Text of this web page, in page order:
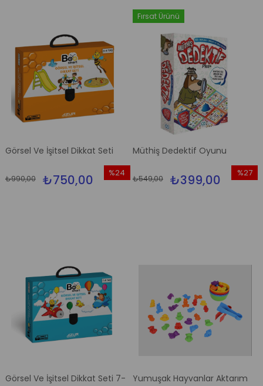
Görsel Ve İşitsel Dikkat Seti
₺750,00
₺990,00
%24
Müthiş Dedektif Oyunu
₺399,00
₺549,00
%27
Fırsat Ürünü
Görsel Ve İşitsel Dikkat Seti 7-
Yumuşak Hayvanlar Aktarım